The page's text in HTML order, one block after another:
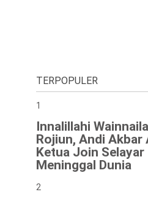
TERPOPULER
1
Innalillahi
Rojiun, Andi Akbar
Ketua Join Selayar
Meninggal Dunia
2